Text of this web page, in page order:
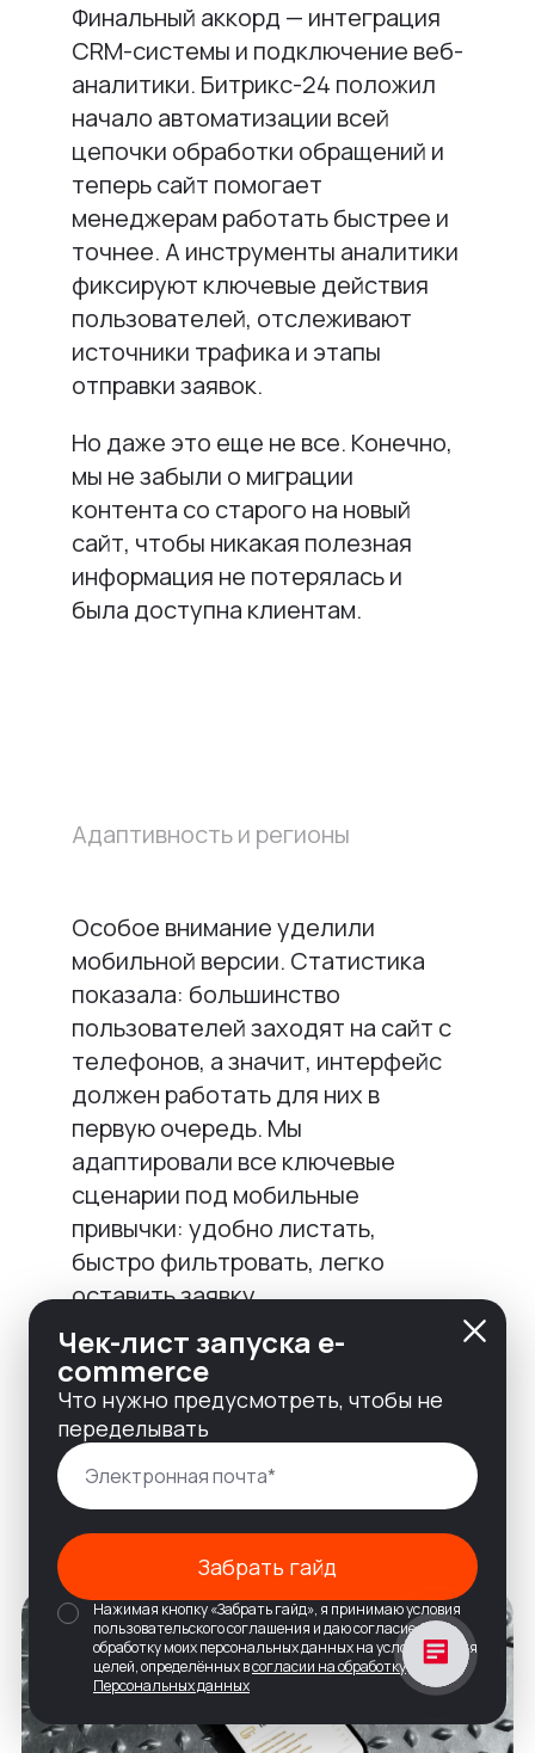
Финальный аккорд — интеграция
CRM-системы и подключение веб-
аналитики. Битрикс-24 положил
начало автоматизации всей
цепочки обработки обращений и
теперь сайт помогает
менеджерам работать быстрее и
точнее. А инструменты аналитики
фиксируют ключевые действия
пользователей, отслеживают
источники трафика и этапы
отправки заявок.
Но даже это еще не все. Конечно,
мы не забыли о миграции
контента со старого на новый
сайт, чтобы никакая полезная
информация не потерялась и
была доступна клиентам.
Адаптивность и регионы
Особое внимание уделили
мобильной версии. Статистика
показала: большинство
пользователей заходят на сайт с
телефонов, а значит, интерфейс
должен работать для них в
первую очередь. Мы
адаптировали все ключевые
сценарии под мобильные
привычки: удобно листать,
быстро фильтровать, легко
оставить заявку.
А еще обеспечили поддержку
мультисайтовости, ведь у
проекта появился второй домен —
для клиентов из России.
Чек-лист запуска e-
commerce
Что нужно предусмотреть, чтобы не
переделывать
Забрать гайд
Нажимая кнопку «Забрать гайд», я принимаю условия
пользовательского соглашения и даю согласие на
обработку моих персональных данных на условиях и для
целей, определённых всогласии на обработку
Персональных данных